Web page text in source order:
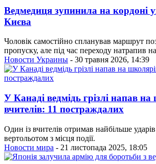
Ведмедиця зупинила на кордоні
Києва
Чоловік самостійно спланував маршрут
пропуску, але під час переходу натрапив
Новости Украины - 30 травня 2026, 14:39
У Канаді ведмідь грізлі напав на
вчителів: 11 постраждалих
Один із вчителів отримав найбільше
вертольотом з місця події.
Новости мира - 21 листопада 2025, 18:05